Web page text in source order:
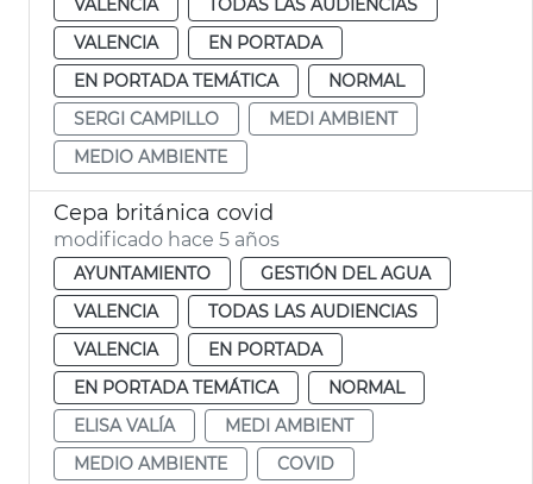
VALENCIA
EN PORTADA
EN PORTADA TEMÁTICA
NORMAL
SERGI CAMPILLO
MEDI AMBIENT
MEDIO AMBIENTE
Cepa británica covid
modificado hace 5 años
AYUNTAMIENTO
GESTIÓN DEL AGUA
VALENCIA
TODAS LAS AUDIENCIAS
VALENCIA
EN PORTADA
EN PORTADA TEMÁTICA
NORMAL
ELISA VALÍA
MEDI AMBIENT
MEDIO AMBIENTE
COVID